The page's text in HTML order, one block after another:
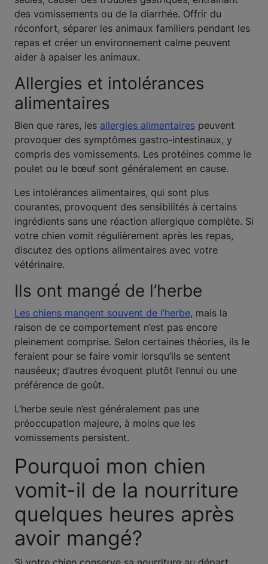
des vomissements ou de la diarrhée. Offrir du
réconfort, séparer les animaux familiers pendant les
repas et créer un environnement calme peuvent
aider à apaiser les animaux.
Allergies et intolérances
alimentaires
Bien que rares, les allergies alimentaires peuvent
provoquer des symptômes gastro‑intestinaux, y
compris des vomissements. Les protéines comme le
poulet ou le bœuf sont généralement en cause.
Les intolérances alimentaires, qui sont plus
courantes, provoquent des sensibilités à certains
ingrédients sans une réaction allergique complète. Si
votre chien vomit régulièrement après les repas,
discutez des options alimentaires avec votre
vétérinaire.
Ils ont mangé de l’herbe
Les chiens mangent souvent de l’herbe, mais la
raison de ce comportement n’est pas encore
pleinement comprise. Selon certaines théories, ils le
feraient pour se faire vomir lorsqu’ils se sentent
nauséeux; d’autres évoquent plutôt l’ennui ou une
préférence de goût.
L’herbe seule n’est généralement pas une
préoccupation majeure, à moins que les
vomissements persistent.
Pourquoi mon chien
vomit-il de la nourriture
quelques heures après
avoir mangé?